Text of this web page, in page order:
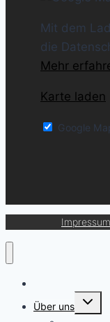
Mit dem
die
Mehr
Karte laden
Google
Impressum
Über uns